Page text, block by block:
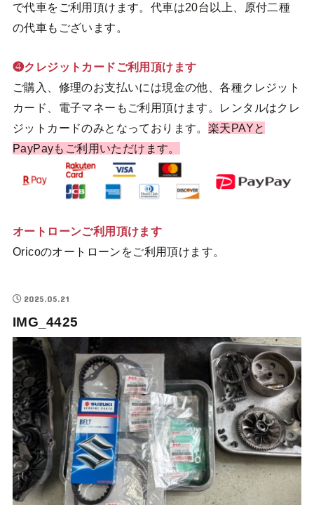
で代車をご利用頂けます。代車は20台以上、原付二種
の代車もございます。
❹クレジットカードご利用頂けます
ご購入、修理のお支払いには現金の他、各種クレジット
カード、電子マネーもご利用頂けます。レンタルはクレ
ジットカードのみとなっております。 楽天PAYと
PayPayもご利用いただけます。
オートローンご利用頂けます
Oricoのオートローンをご利用頂けます。
2025.05.21
IMG_4425